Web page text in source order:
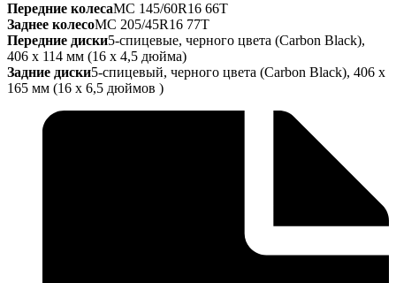
Передние колесаMC 145/60R16 66T
Заднее колесоMC 205/45R16 77T
Передние диски5-спицевые, черного цвета (Carbon Black),
406 x 114 мм (16 x 4,5 дюйма)
Задние диски5-спицевый, черного цвета (Carbon Black), 406 x
165 мм (16 x 6,5 дюймов )